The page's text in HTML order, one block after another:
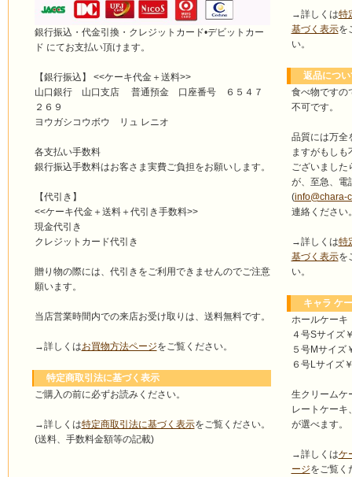
銀行振込・代金引換・クレジットカード•デビットカー
ド にてお支払い頂けます。
【銀行振込】 <<ケーキ代金＋送料>>
山口銀行 山口支店 普通預金 口座番号 ６５４７
２６９
ヨウガシコウボウ リュ レニオ
各支払い手数料
銀行振込手数料はお客さま実費ご負担をお願いします。
【代引き】
<<ケーキ代金＋送料＋代引き手数料>>
現金代引き
クレジットカード代引き
贈り物の際には、代引きをご利用できませんのでご注意
願います。
当店営業時間内での来店お受け取りは、送料無料です。
→詳しくはお買物方法ページをご覧ください。
特定商取引法に基づく表示
ご購入の前に必ずお読みください。
→詳しくは特定商取引法に基づく表示をご覧ください。
(送料、手数料金額等の記載)
→詳しくは特
基づく表示を
い。
返品につい
食べ物ですの
不可です。
品質には万全
ますがもしも
ございました
が、至急、電
(info@chara-
連絡ください
→詳しくは特
基づく表示を
い。
キャラ ケ
ホールケーキ
４号Sサイズ
５号Mサイズ
６号Lサイズ
生クリームケ
レートケーキ
が選べます。
→詳しくはケ
ージをご覧く